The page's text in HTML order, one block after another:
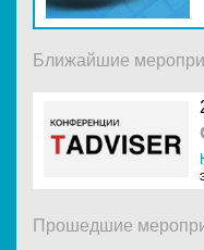
Ближайшие
Прошедшие